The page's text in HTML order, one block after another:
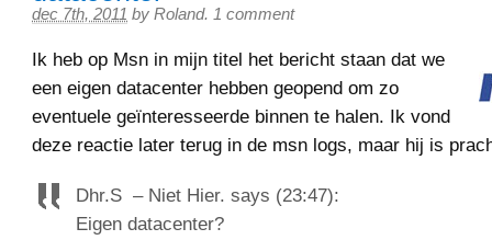
dec 7th, 2011 by Roland. 1 comment
Ik heb op Msn in mijn titel het bericht staan dat we
een eigen datacenter hebben geopend om zo
eventuele geïnteresseerde binnen te halen. Ik vond
deze reactie later terug in de msn logs, maar hij is
Dhr.S – Niet Hier. says (23:47):
Eigen datacenter?